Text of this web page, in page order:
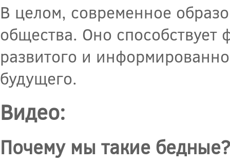
В целом, современное
общества. Оно
развитого и
будущего.
Видео:
Почему мы такие